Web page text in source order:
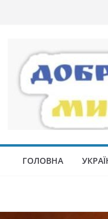
ГОЛОВНА